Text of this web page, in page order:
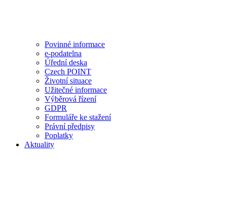
Povinné informace
e-podatelna
Úřední deska
Czech POINT
Životní situace
Užitečné informace
Výběrová řízení
GDPR
Formuláře ke stažení
Právní předpisy
Poplatky
Aktuality